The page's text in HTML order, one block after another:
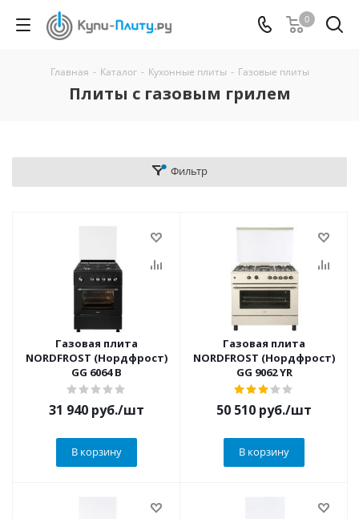
0
Главная - Каталог - Кухонные плиты - Газовые плиты
Плиты с газовым грилем
Фильтр
Газовая плита
NORDFROST (Нордфрост)
GG 6064 B
31 940 руб./шт
В корзину
Газовая плита
NORDFROST (Нордфрост)
GG 9062 YR
50 510 руб./шт
В корзину